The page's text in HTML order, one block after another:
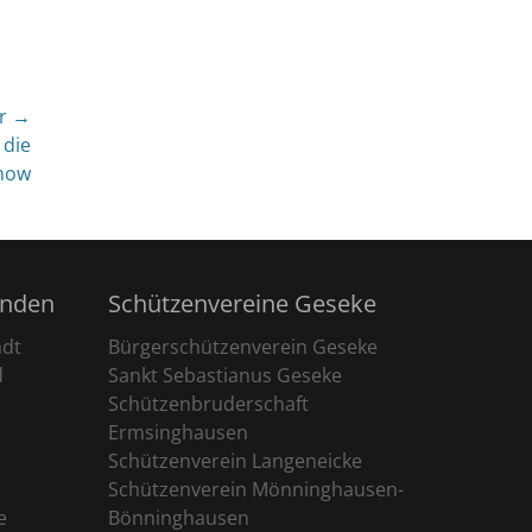
→
Schützenvereine Geseke
Bürgerschützenverein Geseke
Sankt Sebastianus Geseke
Schützenbruderschaft
Ermsinghausen
Schützenverein Langeneicke
Schützenverein Mönninghausen-
Bönninghausen